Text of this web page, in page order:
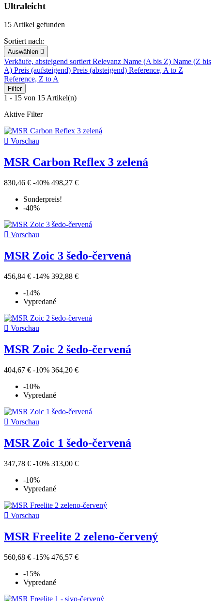
Ultraleicht
15 Artikel gefunden
Sortiert nach:
Auswählen 
Verkäufe, absteigend sortiertRelevanz Name (A bis Z) Name (Z bis
A) Preis (aufsteigend) Preis (absteigend) Reference, A to Z
Reference, Z to A
Filter
1 - 15 von 15 Artikel(n)
Aktive Filter
 Vorschau
MSR Carbon Reflex 3 zelená
830,46 € -40% 498,27 €
Sonderpreis!
-40%
 Vorschau
MSR Zoic 3 šedo-červená
456,84 € -14% 392,88 €
-14%
Vypredané
 Vorschau
MSR Zoic 2 šedo-červená
404,67 € -10% 364,20 €
-10%
Vypredané
 Vorschau
MSR Zoic 1 šedo-červená
347,78 € -10% 313,00 €
-10%
Vypredané
 Vorschau
MSR Freelite 2 zeleno-červený
560,68 € -15% 476,57 €
-15%
Vypredané